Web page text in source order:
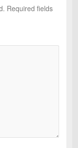
Required fields